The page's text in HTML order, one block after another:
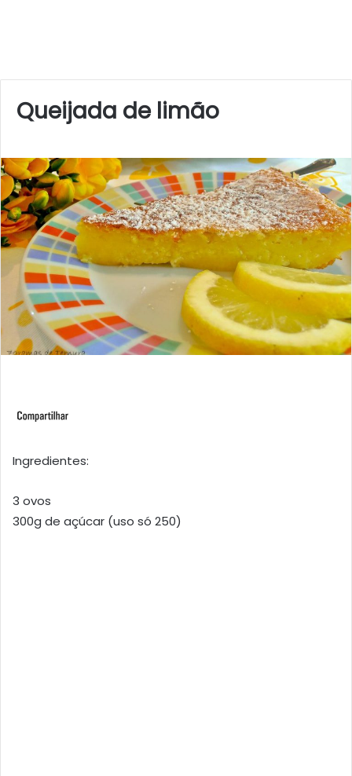
Queijada de limão
Ingredientes:
3 ovos
300g de açúcar (uso só 250)